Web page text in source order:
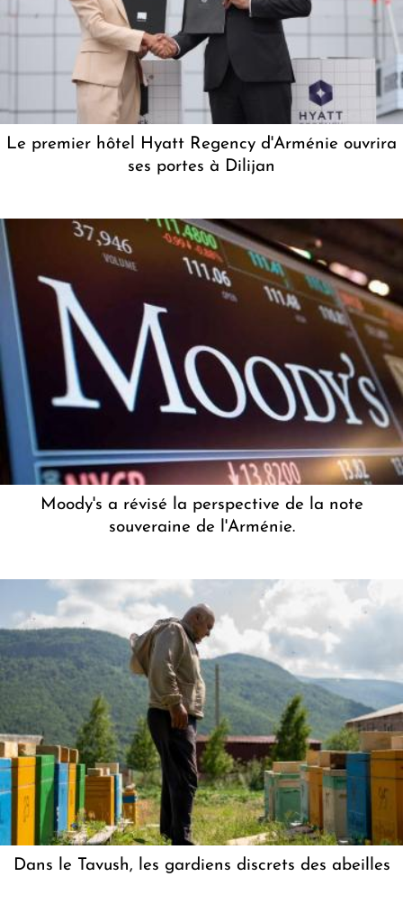
Le premier hôtel Hyatt Regency d'Arménie ouvrira
ses portes à Dilijan
Moody's a révisé la perspective de la note
souveraine de l'Arménie.
Dans le Tavush, les gardiens discrets des abeilles